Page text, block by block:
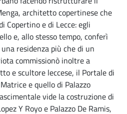
architetto copertinese che
Copertino e di Lecce: egli
e, allo stesso tempo, conferì
residenza più che di un
commissionò inoltre a
e scultore leccese, il Portale di
e quello di Palazzo
vide la costruzione di
Y Royo e Palazzo De Ramis,